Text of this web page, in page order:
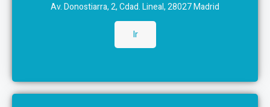
Av. Donostiarra, 2, Cdad. Lineal, 28027 Madrid
Ir